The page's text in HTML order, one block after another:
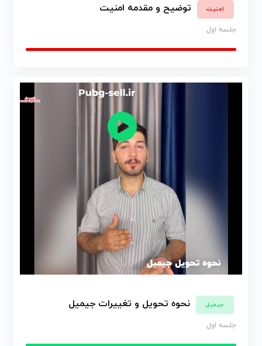
امنیت توضیح و مقدمه امنیت
جلسه اول
جیمیل نحوه تحویل و تغییرات جیمیل
جلسه اول